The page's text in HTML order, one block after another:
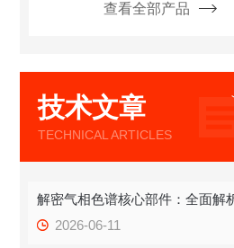
查看全部产品
技术文章
TECHNICAL ARTICLES
2026-06-11